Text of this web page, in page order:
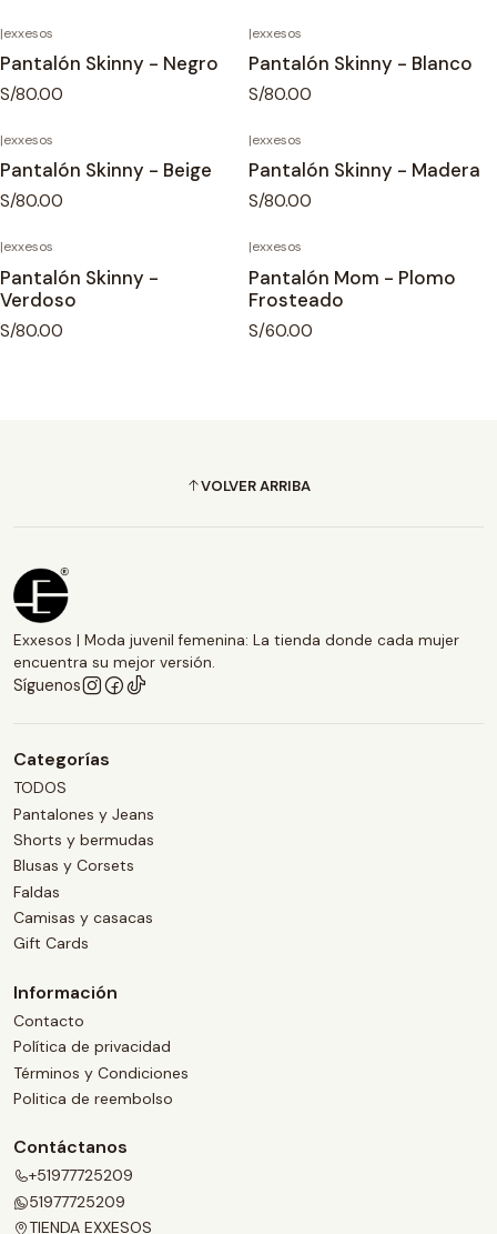
|exxesos
Pantalón Skinny - Negro
S/80.00
|exxesos
Pantalón Skinny - Blanco
S/80.00
|exxesos
Pantalón Skinny - Beige
S/80.00
|exxesos
Pantalón Skinny - Madera
S/80.00
|exxesos
Pantalón Skinny -
Verdoso
S/80.00
|exxesos
Pantalón Mom - Plomo
Frosteado
S/60.00
VOLVER ARRIBA
Exxesos | Moda juvenil femenina: La tienda donde cada mujer
encuentra su mejor versión.
Síguenos
Categorías
TODOS
Pantalones y Jeans
Shorts y bermudas
Blusas y Corsets
Faldas
Camisas y casacas
Gift Cards
Información
Contacto
Política de privacidad
Términos y Condiciones
Politica de reembolso
Contáctanos
+51977725209
51977725209
TIENDA EXXESOS